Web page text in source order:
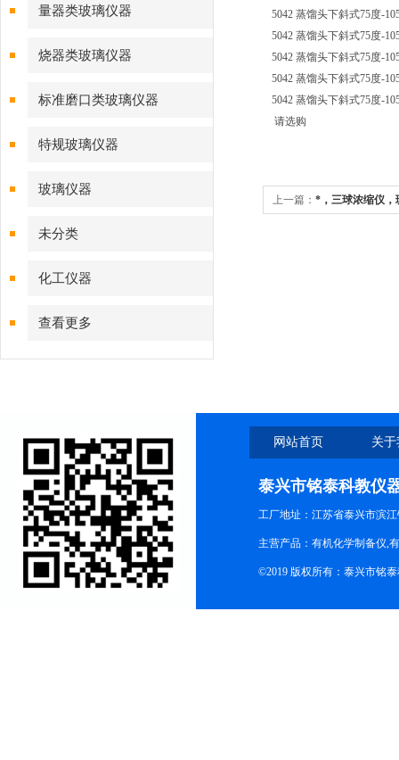
量器类玻璃仪器
烧器类玻璃仪器
标准磨口类玻璃仪器
特规玻璃仪器
玻璃仪器
未分类
化工仪器
查看更多
5042 蒸馏头下斜式75度-
5042 蒸馏头下斜式75度-
5042 蒸馏头下斜式75度-
5042 蒸馏头下斜式75度-
5042 蒸馏头下斜式75度-
请选购
上一篇： *，三球浓缩仪，
网站首页 关
泰兴市铭泰科教仪
工厂地址：江苏省泰兴市滨
主营产品：有机化学制备仪,
©2019 版权所有：泰兴市铭